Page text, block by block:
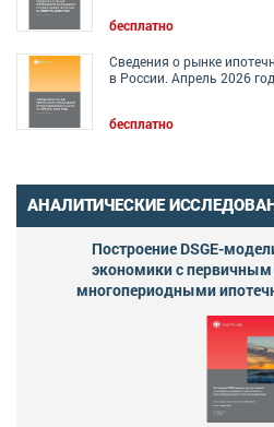
бесплатно
Сведения о рынке
в России. Апрель 2026
бесплатно
АНАЛИТИЧЕСКИЕ
Построение DSGE-
экономики с
многопериодными